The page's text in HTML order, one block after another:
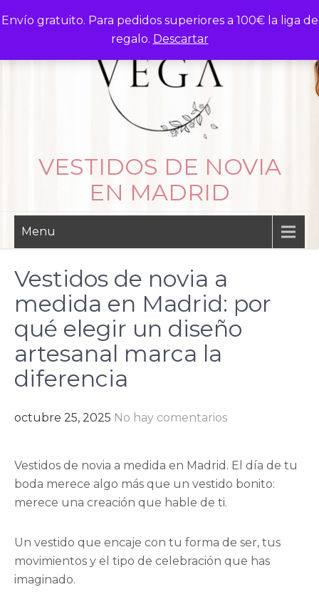
Envío gratuito. Para pedidos superiores a 100€ la liga de
regalo. Descartar
to
VESTIDOS DE NOVIA
EN MADRID
Menu
Vestidos de novia a
medida en Madrid: por
qué elegir un diseño
artesanal marca la
diferencia
octubre 25, 2025 No hay comentarios
Vestidos de novia a medida en Madrid. El día de tu
boda merece algo más que un vestido bonito:
merece una creación que hable de ti.
Un vestido que encaje con tu forma de ser, tus
movimientos y el tipo de celebración que has
imaginado.